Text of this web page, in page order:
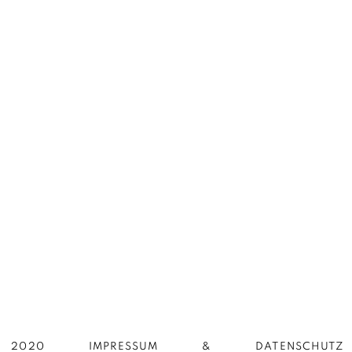
2020 IMPRESSUM DATENSCHUTZ